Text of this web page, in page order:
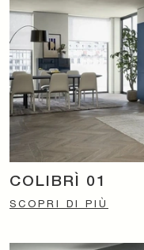
COLIBRÌ 01
SCOPRI DI PIÙ